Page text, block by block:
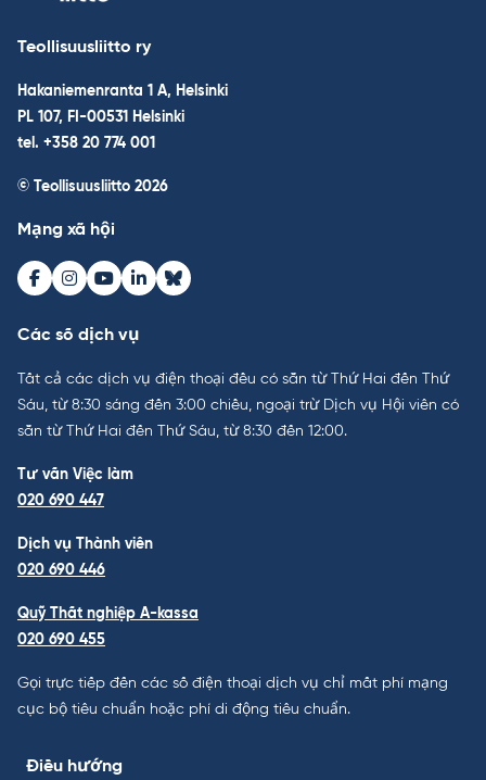
Teollisuusliitto ry
Hakaniemenranta 1 A, Helsinki
PL 107, FI-00531 Helsinki
tel. +358 20 774 001
© Teollisuusliitto 2026
Mạng xã hội
Facebook
Instagram
Youtube
LinkedInBluesky
Các số dịch vụ
Tất cả các dịch vụ điện thoại đều có sẵn từ Thứ Hai đến Thứ
Sáu, từ 8:30 sáng đến 3:00 chiều, ngoại trừ Dịch vụ Hội viên có
sẵn từ Thứ Hai đến Thứ Sáu, từ 8:30 đến 12:00.
Tư vấn Việc làm
020 690 447
Dịch vụ Thành viên
020 690 446
Quỹ Thất nghiệp A-kassa
020 690 455
Gọi trực tiếp đến các số điện thoại dịch vụ chỉ mất phí mạng
cục bộ tiêu chuẩn hoặc phí di động tiêu chuẩn.
Điều hướng